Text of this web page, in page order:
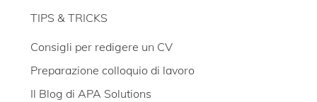
TIPS & TRICKS
Consigli per redigere un CV
Preparazione colloquio di lavoro
Il Blog di APA Solutions